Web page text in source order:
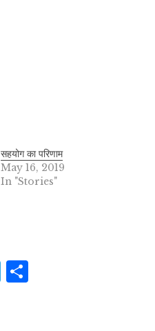
सहयोग का परिणाम
May 16, 2019
In "Stories"
T